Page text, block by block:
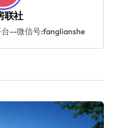
联社
--微信号:fanglianshe